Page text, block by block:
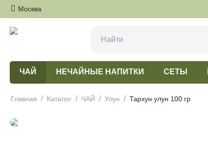
Москва
ЧАЙ НЕЧАЙНЫЕ НАПИТКИ СЕТЫ
Главная / Каталог / ЧАЙ / Улун / Тархун улун 100 гр